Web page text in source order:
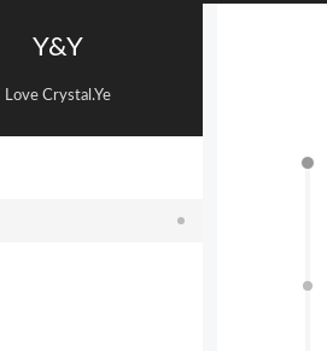
Y&Y
Love Crystal.Ye